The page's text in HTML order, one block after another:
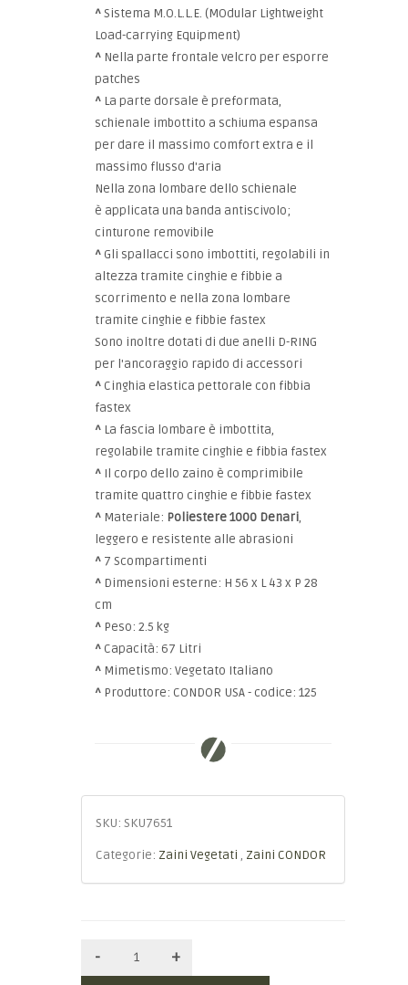
^Sistema M.O.L.L.E. (MOdular Lightweight
Load-carrying Equipment)
^ Nella parte frontale velcro per esporre
patches
^ La parte dorsale è preformata,
schienale imbottito a schiuma espansa
per dare il massimo comfort extra e il
massimo flusso d'aria
Nella zona lombare dello schienale
è applicata una banda antiscivolo;
cinturone removibile
^Gli spallacci sono imbottiti, regolabili in
altezza tramite cinghie e fibbie a
scorrimento e nella zona lombare
tramite cinghie e fibbie fastex
Sono inoltre dotati di due anelli D-RING
per l'ancoraggio rapido di accessori
^Cinghia elastica pettorale con fibbia
fastex
^ La fascia lombare è imbottita,
regolabile tramite cinghie e fibbia fastex
^ Il corpo dello zaino è comprimibile
tramite quattro cinghie e fibbie fastex
^ Materiale: Poliestere1000 Denari,
leggero e resistente alle abrasioni
^ 7 Scompartimenti
^ Dimensioni esterne: H 56 x L 43 x P 28
cm
^ Peso: 2.5 kg
^Capacità: 67 Litri
^ Mimetismo: Vegetato Italiano
^ Produttore: CONDOR USA - codice: 125
SKU: SKU7651
Categorie: Zaini Vegetati , Zaini CONDOR